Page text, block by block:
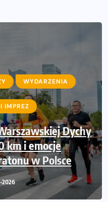
WYDARZENIA
IMPREZ
To Fit You Mini
48. Maratonu
2026